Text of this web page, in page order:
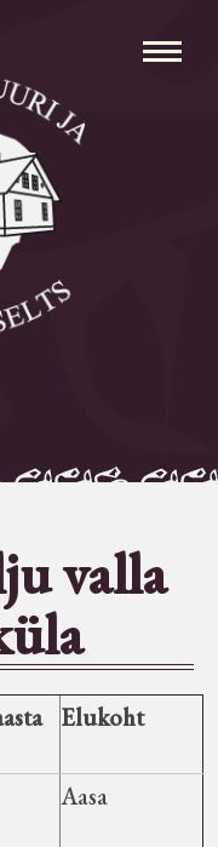
valla
Elukoht
Aasa